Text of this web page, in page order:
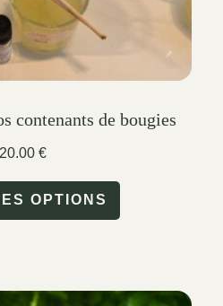
contenants de bougies
20.00 €
OPTIONS
multiple